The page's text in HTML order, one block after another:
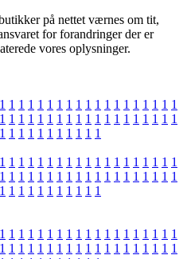
på nettet værnes om tit,
for forandringer der er
vores oplysninger.
1 1 1 1 1 1 1 1 1 1 1 1 1 1 1 1 1 1 1
1 1 1 1 1 1 1 1 1 1 1 1 1 1 1 1 1 1 1
1 1 1 1 1 1 1 1 1 1 1
1 1 1 1 1 1 1 1 1 1 1 1 1 1 1 1 1 1 1
1 1 1 1 1 1 1 1 1 1 1 1 1 1 1 1 1 1 1
1 1 1 1 1 1 1 1 1 1 1
1 1 1 1 1 1 1 1 1 1 1 1 1 1 1 1 1 1 1
1 1 1 1 1 1 1 1 1 1 1 1 1 1 1 1 1 1 1